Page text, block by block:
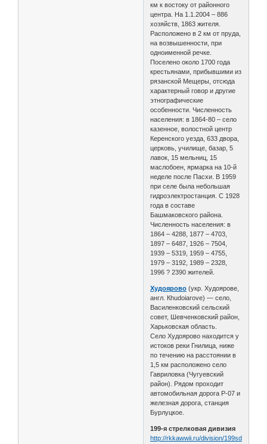
км к востоку от районного
центра. На 1.1.2004 – 886
хозяйств, 1863 жителя.
Расположено в 2 км от пруда,
на возвышенности, при
одноименной речке.
Поселено около 1700 года
крестьянами, прибывшими из
рязанской Мещеры, отсюда
характерный говор и другие
этнографические
особенности. Численность
населения: в 1864-80 – село
казенное, волостной центр
Керенского уезда, 633 двора,
церковь, училище, базар, 5
лавок, 15 мельниц, 15
маслобоен, ярмарка на 10-й
неделе после Пасхи. В 1959
при селе была небольшая
гидроэлектростанция. С 1928
года в составе
Башмаковского района.
Численность населения: в
1864 – 4288, 1877 – 4703,
1897 – 6487, 1926 – 7504,
1939 – 5319, 1959 – 4755,
1979 – 3192, 1989 – 2328,
1996 ? 2390 жителей.
Худоярово (укр. Худоярове,
англ. Кhudoiarove) — село,
Василенковский сельский
совет, Шевченковский район,
Харьковская область.
Село Худоярово находится у
истоков реки Гнилица, ниже
по течению на расстоянии в
1,5 км расположено село
Гавриловка (Чугуевский
район). Рядом проходит
автомобильная дорога Р-07 и
железная дорога, станция
Бурлуцкое.
199-я стрелковая дивизия
http://rkkawwii.ru/division/199sdf1